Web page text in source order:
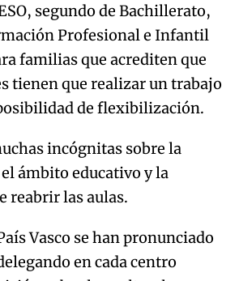
segundo de Bachillerato,
Profesional e Infantil
familias que acrediten que
tienen que realizar un trabajo
de flexibilización.
incógnitas sobre la
ámbito educativo y la
reabrir las aulas.
Vasco se han pronunciado
en cada centro